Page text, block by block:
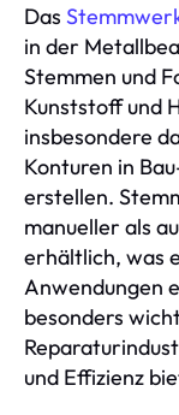
Das
in der
Stemmen und
Kunststoff und
insbesondere
Konturen in
erstellen.
manueller als
erhältlich, was
Anwendungen
besonders
und Effizienz